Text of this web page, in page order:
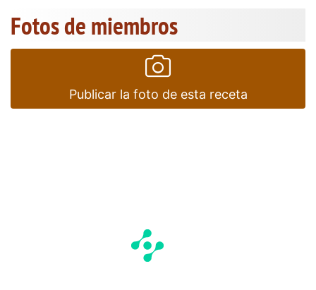
Fotos de miembros
Publicar la foto de esta receta